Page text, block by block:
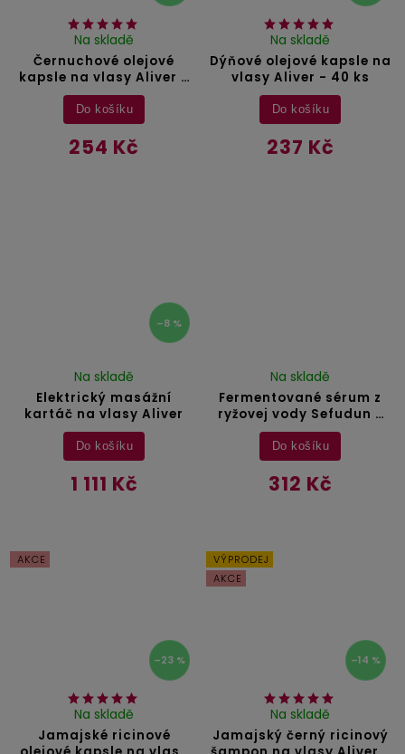
Černuchové olejové
kapsle na vlasy Aliver -
40 ks
Na skladě
254 Kč
Do košíku
Dýňové olejové kapsle na
vlasy Aliver - 40 ks
Na skladě
237 Kč
Do košíku
–8 %
Elektrický masážní
kartáč na vlasy Aliver
Na skladě
1 111 Kč
Do košíku
Fermentované sérum z
ryžovej vody Sefudun -
60 ml
Na skladě
312 Kč
Do košíku
AKCE
–23 %
Jamajské ricinové
Na skladě
VÝPRODEJ
AKCE
–14 %
Jamajský černý ricinový
Na skladě